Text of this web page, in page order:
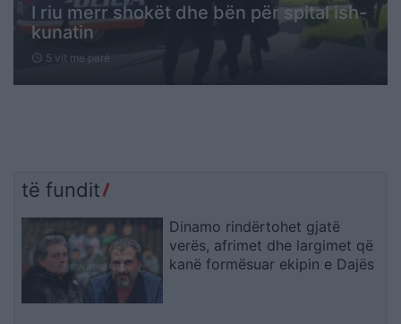
I riu merr shokët dhe bën për spital ish-
kunatin
schedule 5 vit me parë
të fundit
Dinamo rindërtohet gjatë
verës, afrimet dhe largimet që
kanë formësuar ekipin e Dajës